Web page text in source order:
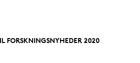
FORSKNINGSNYHEDER 2020